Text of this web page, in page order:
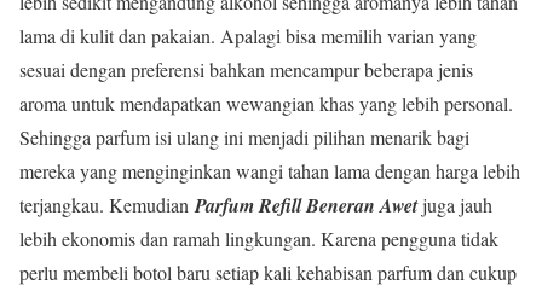
lama di kulit dan pakaian. Apalagi bisa memilih varian yang
sesuai dengan preferensi bahkan mencampur beberapa jenis
aroma untuk mendapatkan wewangian khas yang lebih personal.
Sehingga parfum isi ulang ini menjadi pilihan menarik bagi
mereka yang menginginkan wangi tahan lama dengan harga lebih
terjangkau. Kemudian Parfum Refill Beneran Awetjuga jauh
lebih ekonomis dan ramah lingkungan. Karena pengguna tidak
perlu membeli botol baru setiap kali kehabisan parfum dan cukup